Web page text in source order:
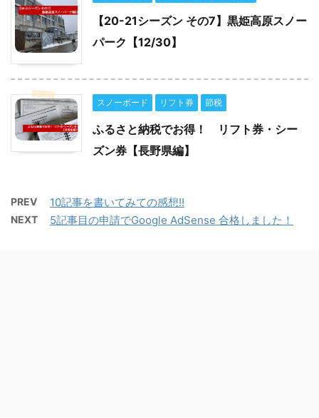
【20-21シーズン その7】黒姫高原スノー
パーク【12/30】
スノーボード リフト券 節税
ふるさと納税でお得！ リフト券・シー
ズン券【長野県編】
PREV 10記事を書いてみての感想!!
NEXT 5記事目の申請でGoogle AdSense 合格しました！